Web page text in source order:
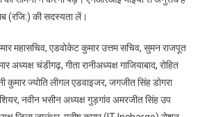
(रजि:) की सदस्यता लें।
महासचिव, एडवोकेट कुमार उत्तम सचिव, सुमन राजपूत
अध्यक्ष चंडीगढ़, गीता रानीअध्यक्ष गाजियाबाद, रोहित
कुमार ज्योति लीगल एडवाइजर, जगजीत सिंह डोगरा
नवीन भसीन अध्यक्ष गुड़गांव अमरजीत सिंह उप